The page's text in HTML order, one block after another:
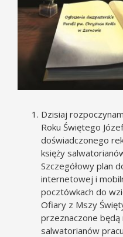
Dzisiaj
Roku Świętego
doświadczonego
księży
Szczegółowy plan
internetowej i
pocztówkach do
Ofiary z Mszy
przeznaczone
salwatorianów